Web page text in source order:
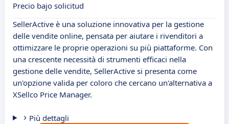
Precio bajo solicitud
SellerActive è una soluzione innovativa per la gestione
delle vendite online, pensata per aiutare i rivenditori a
ottimizzare le proprie operazioni su più piattaforme. Con
una crescente necessità di strumenti efficaci nella
gestione delle vendite, SellerActive si presenta come
un'opzione valida per coloro che cercano un'alternativa a
XSellco Price Manager.
Più dettagli